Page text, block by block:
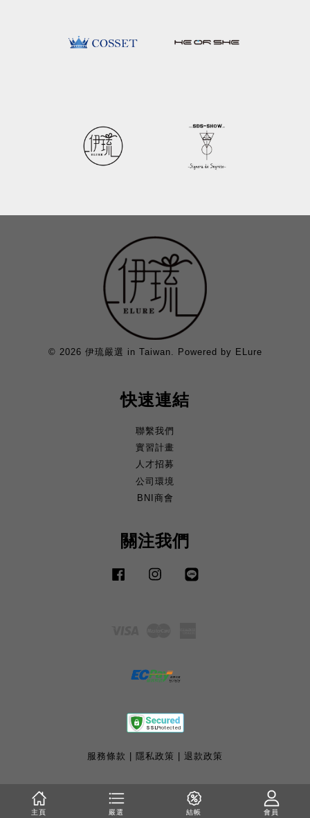
© 2026 伊琉嚴選 in Taiwan. Powered by ELure
快速連結
聯繫我們
實習計畫
人才招募
公司環境
BNI商會
關注我們
Facebook Instagram
服務條款 隱私政策 退款政策
主頁 嚴選 結帳 會員